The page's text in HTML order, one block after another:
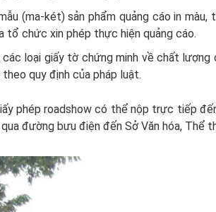
(ma-két) sản phẩm quảng cáo in
tổ chức xin phép thực hiện quảng cáo.
các loại giấy tờ chứng minh về chất lượng
quy định của pháp luật.
phép roadshow có thể nộp trực tiếp
đường bưu điện đến Sở Văn hóa, Thể